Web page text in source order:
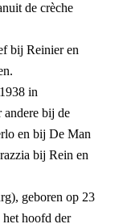
de crèche
bij Reinier en
in
andere bij de
en bij De Man
bij Rein en
geboren op 23
hoofd der